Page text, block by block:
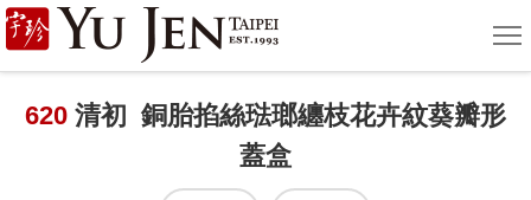
宇
珍
國
單
620 清初 銅胎掐絲琺瑯纏枝花卉紋葵瓣形
蓋盒